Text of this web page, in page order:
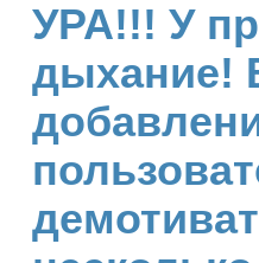
УРА!!! У
дыхание!